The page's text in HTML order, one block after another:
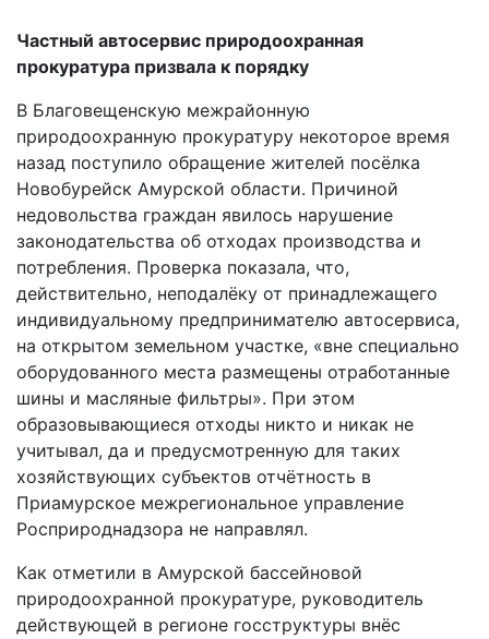
Частный автосервис природоохранная
прокуратура призвала к порядку
В Благовещенскую межрайонную
природоохранную прокуратуру некоторое время
назад поступило обращение жителей посёлка
Новобурейск Амурской области. Причиной
недовольства граждан явилось нарушение
законодательства об отходах производства и
потребления. Проверка показала, что,
действительно, неподалёку от принадлежащего
индивидуальному предпринимателю автосервиса,
на открытом земельном участке, «вне специально
оборудованного места размещены отработанные
шины и масляные фильтры». При этом
образовывающиеся отходы никто и никак не
учитывал, да и предусмотренную для таких
хозяйствующих субъектов отчётность в
Приамурское межрегиональное управление
Росприроднадзора не направлял.
Как отметили в Амурской бассейновой
природоохранной прокуратуре, руководитель
действующей в регионе госструктуры внёс